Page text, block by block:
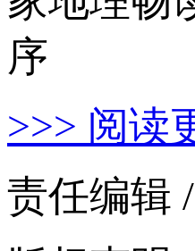
>>> 阅读
责任编辑 /